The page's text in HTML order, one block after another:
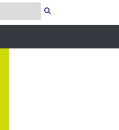
Select Language